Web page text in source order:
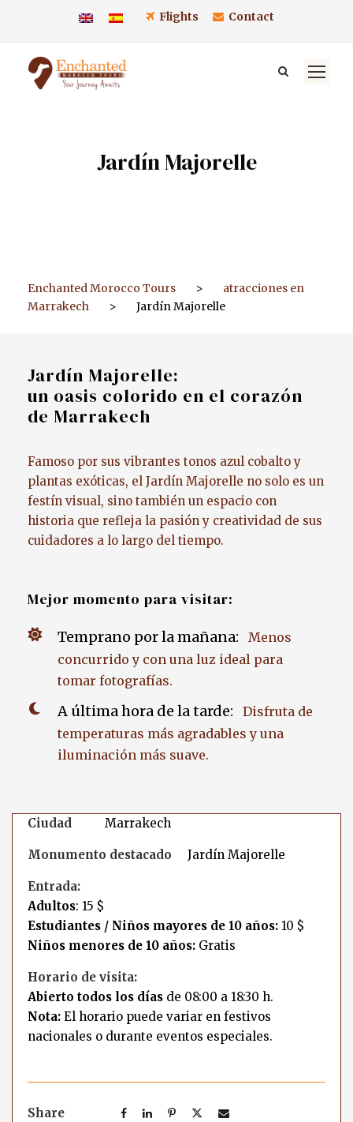
Flights Contact
Jardín Majorelle
Enchanted Morocco Tours >
atracciones en
Marrakech
> Jardín Majorelle
Jardín Majorelle:
un oasis colorido en el corazón
de Marrakech
Famoso por sus vibrantes tonos azul cobalto y
plantas exóticas, el Jardín Majorelle no solo es un
festín visual, sino también un espacio con
historia que refleja la pasión y creatividad de sus
cuidadores a lo largo del tiempo.
Mejor momento para visitar:
Temprano por la mañana:
Menos
concurrido y con una luz ideal para
tomar fotografías.
A última hora de la tarde:
Disfruta de
temperaturas más agradables y una
iluminación más suave.
Ciudad Marrakech
Monumento destacado Jardín Majorelle
Entrada:
Adultos: 15 $
Estudiantes / Niños mayores de 10 años: 10 $
Niños menores de 10 años: Gratis
Horario de visita:
Abierto todos los días de 08:00 a 18:30 h.
Nota: El horario puede variar en festivos
nacionales o durante eventos especiales.
Share